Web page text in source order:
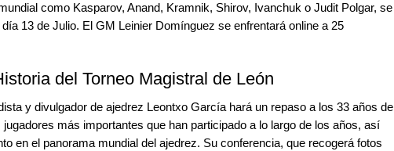
como Kasparov, Anand, Kramnik, Shirov, Ivanchuk o Judit Polgar, se
13 de Julio. El GM Leinier Domínguez se enfrentará online a 25
del Torneo Magistral de León
y divulgador de ajedrez Leontxo García hará un repaso a los 33 años de
más importantes que han participado a lo largo de los años, así
en el panorama mundial del ajedrez. Su conferencia, que recogerá fotos